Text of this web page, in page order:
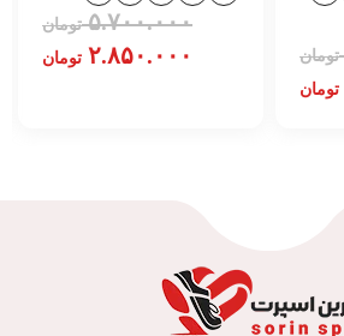
تومان
تومان
۵.۷۰۰.۰۰۰ تومان
۲.۸۵۰.۰۰۰ تومان